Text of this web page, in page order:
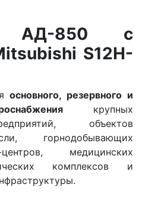
АД-850 с
S12H-
основного, резервного и
крупных
объектов
горнодобывающих
медицинских
комплексов и